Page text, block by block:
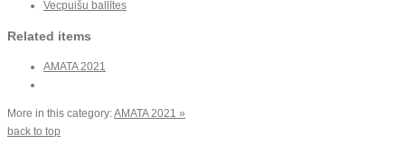
Vecpuišu ballītes
Related items
AMATA 2021
More in this category:AMATA 2021 »
back to top